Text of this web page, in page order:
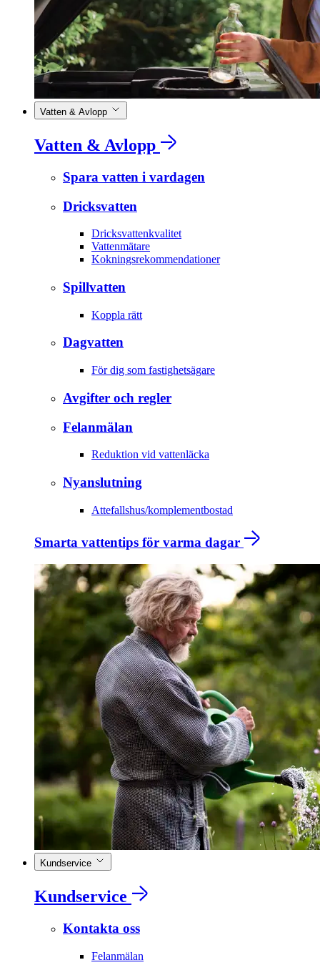
Vatten & Avlopp
Vatten & Avlopp
Spara vatten i vardagen
Dricksvatten
Dricksvattenkvalitet
Vattenmätare
Kokningsrekommendationer
Spillvatten
Koppla rätt
Dagvatten
För dig som fastighetsägare
Avgifter och regler
Felanmälan
Reduktion vid vattenläcka
Nyanslutning
Attefallshus/komplementbostad
Smarta vattentips för varma dagar
Kundservice
Kundservice
Kontakta oss
Felanmälan